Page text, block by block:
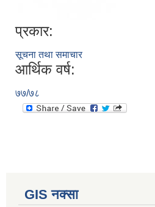
प्रकार:
सूचना तथा समाचार
आर्थिक वर्ष:
७७/७८
GIS नक्सा